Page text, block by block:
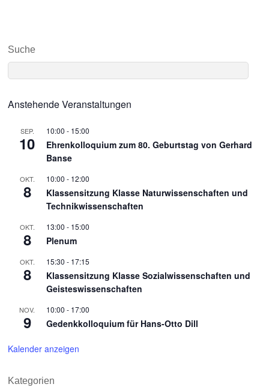
Suche
Anstehende Veranstaltungen
SEP.
10
10:00 - 15:00
Ehrenkolloquium zum 80. Geburtstag von Gerhard
Banse
OKT.
8
10:00 - 12:00
Klassensitzung Klasse Naturwissenschaften und
Technikwissenschaften
OKT.
8
13:00 - 15:00
Plenum
OKT.
8
15:30 - 17:15
Klassensitzung Klasse Sozialwissenschaften und
Geisteswissenschaften
NOV.
9
10:00 - 17:00
Gedenkkolloquium für Hans-Otto Dill
Kalender anzeigen
Kategorien